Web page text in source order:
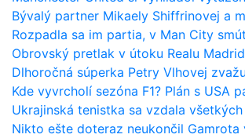
Bývalý partner Mikaely Shiffrinovej a
Rozpadla sa im partia, v Man City
Obrovský pretlak v útoku Realu
Dlhoročná súperka Petry Vlhovej
Kde vyvrcholí sezóna F1? Plán s USA
Ukrajinská tenistka sa vzdala všetkých
Nikto ešte doteraz neukončil Gamrota